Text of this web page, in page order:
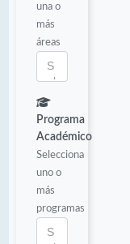
una o
más
áreas
Programa
Académico
Selecciona
uno o
más
programas